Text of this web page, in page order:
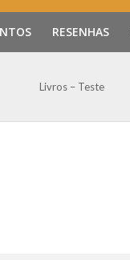
RESENHAS
Livros – Teste